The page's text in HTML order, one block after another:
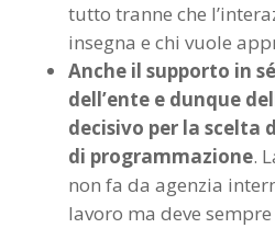
tutto tranne che
insegna e chi vuole
Anche il supporto in
dell’ente e dunque
decisivo per la scelta
di programmazione.
non fa da agenzia
lavoro ma deve